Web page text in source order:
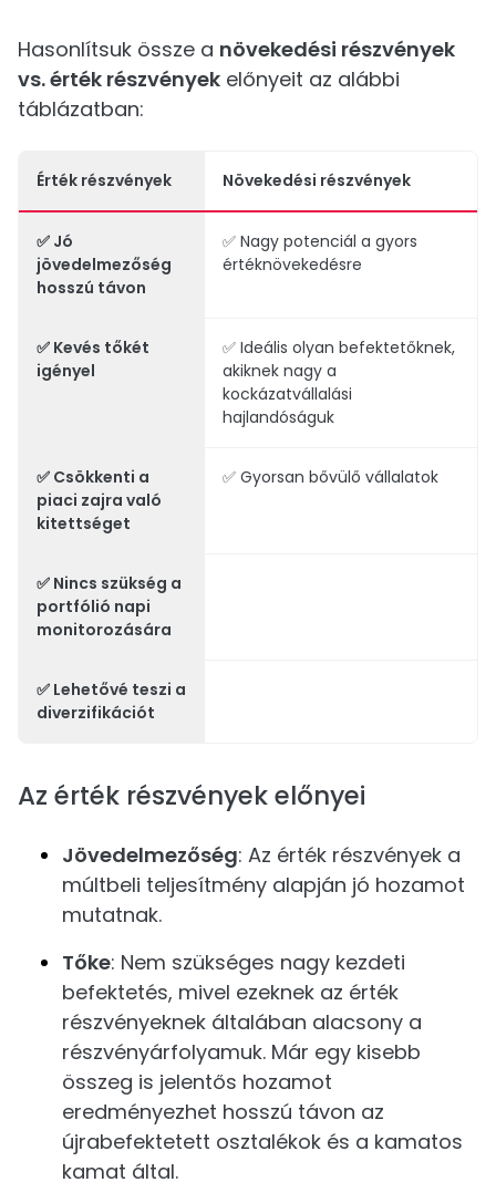
Hasonlítsuk össze a növekedési részvények
vs. érték részvények előnyeit az alábbi
táblázatban:
Érték részvények Növekedési részvények
✅ Jó
jövedelmezőség
hosszú távon
✅ Nagy potenciál a gyors
értéknövekedésre
✅ Kevés tőkét
igényel
✅ Ideális olyan befektetőknek,
akiknek nagy a
kockázatvállalási
hajlandóságuk
✅ Csökkenti a
piaci zajra való
kitettséget
✅ Gyorsan bővülő vállalatok
✅ Nincs szükség a
portfólió napi
monitorozására
✅ Lehetővé teszi a
diverzifikációt
Az érték részvények előnyei
Jövedelmezőség: Az érték részvények a
múltbeli teljesítmény alapján jó hozamot
mutatnak.
Tőke: Nem szükséges nagy kezdeti
befektetés, mivel ezeknek az érték
részvényeknek általában alacsony a
részvényárfolyamuk. Már egy kisebb
összeg is jelentős hozamot
eredményezhet hosszú távon az
újrabefektetett osztalékok és a kamatos
kamat által.